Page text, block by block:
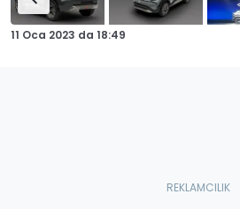
11 Oca 2023 da 18:49